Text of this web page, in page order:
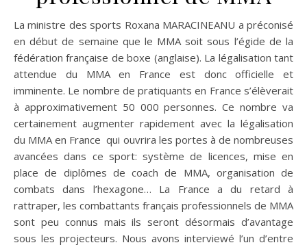
La ministre des sports Roxana MARACINEANU a préconisé
en début de semaine que le MMA soit sous l’égide de la
fédération française de boxe (anglaise). La légalisation tant
attendue du MMA en France est donc officielle et
imminente. Le nombre de pratiquants en France s’élèverait
à approximativement 50 000 personnes. Ce nombre va
certainement augmenter rapidement avec la légalisation
du MMA en France qui ouvrira les portes à de nombreuses
avancées dans ce sport: système de licences, mise en
place de diplômes de coach de MMA, organisation de
combats dans l’hexagone… La France a du retard à
rattraper, les combattants français professionnels de MMA
sont peu connus mais ils seront désormais d’avantage
sous les projecteurs. Nous avons interviewé l’un d’entre